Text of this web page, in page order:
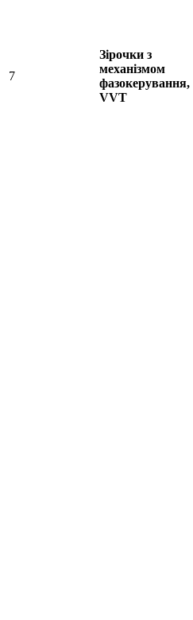
7
Зірочки з
механізмом
фазокерування,
VVT